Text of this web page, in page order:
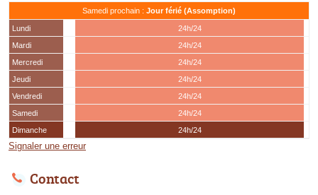
Samedi prochain : Jour férié (Assomption)
Lundi
24h/24
Mardi
24h/24
Mercredi
24h/24
Jeudi
24h/24
Vendredi
24h/24
Samedi
24h/24
Dimanche
24h/24
Signaler une erreur
Contact